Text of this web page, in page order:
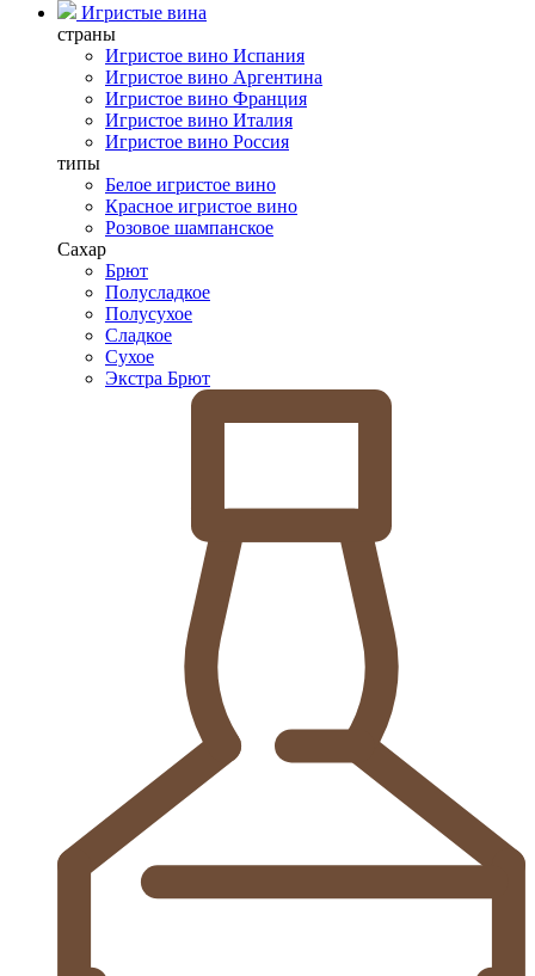
Игристые вина
страны
Игристое вино Испания
Игристое вино Аргентина
Игристое вино Франция
Игристое вино Италия
Игристое вино Россия
типы
Белое игристое вино
Красное игристое вино
Розовое шампанское
Сахар
Брют
Полусладкое
Полусухое
Сладкое
Сухое
Экстра Брют